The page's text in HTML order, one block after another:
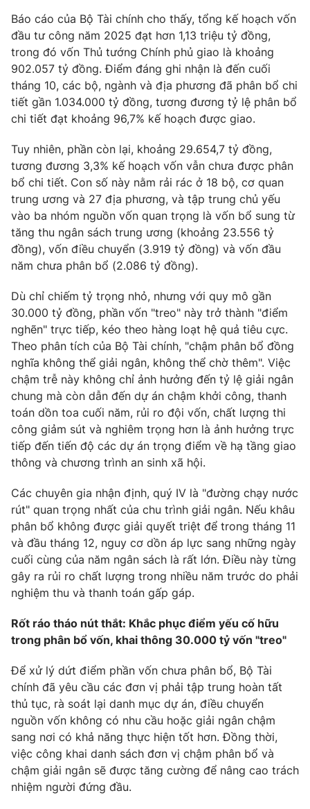
Học trực tuyến
Hitech Công nghệ tương lai
Sản phẩm
Thị trường
Tư vấn
Giao lưu trực tuyến
Lịch phát sóng
Emagazine Podcast
Photo Infographic
Video Shorts video
VTV Sức khoẻ Bất động sản
Thị trường 24h Tấm lòng Việt
VTV4 Vươn mình bằng AI
VTV9 VTV8
THỜI BÁO VTV
Theo dõi báo trên
Cơ quan chủ quản:Đài Truyền hình Việt Nam
Giấy phép hoạt động báo in và báo điện tử số 483/GP-BTTTT
cấp ngày 29/12/2023
Tổng Biên tập:Vũ Thanh Thủy
Phó Tổng Biên tập:Nguyễn Thị Mỹ Hạnh, Phạm Quốc Thắng,
Nguyễn Trọng Ninh
Tổng đài VTV:
024.38 355 931 - 024.38 355 932
Ðiện thoại Thời báo VTV:
Báo cáo của Bộ Tài chính cho thấy, tổng kế hoạch vốn
đầu tư công năm 2025 đạt hơn 1,13 triệu tỷ đồng,
trong đó vốn Thủ tướng Chính phủ giao là khoảng
902.057 tỷ đồng. Điểm đáng ghi nhận là đến cuối
tháng 10, các bộ, ngành và địa phương đã phân bổ chi
tiết gần 1.034.000 tỷ đồng, tương đương tỷ lệ phân bổ
chi tiết đạt khoảng 96,7% kế hoạch được giao.
Tuy nhiên, phần còn lại, khoảng 29.654,7 tỷ đồng,
tương đương 3,3% kế hoạch vốn vẫn chưa được phân
bổ chi tiết. Con số này nằm rải rác ở 18 bộ, cơ quan
trung ương và 27 địa phương, và tập trung chủ yếu
vào ba nhóm nguồn vốn quan trọng là vốn bổ sung từ
tăng thu ngân sách trung ương (khoảng 23.556 tỷ
đồng), vốn điều chuyển (3.919 tỷ đồng) và vốn đầu
năm chưa phân bổ (2.086 tỷ đồng).
Dù chỉ chiếm tỷ trọng nhỏ, nhưng với quy mô gần
30.000 tỷ đồng, phần vốn "treo" này trở thành "điểm
nghẽn" trực tiếp, kéo theo hàng loạt hệ quả tiêu cực.
Theo phân tích của Bộ Tài chính, "chậm phân bổ đồng
nghĩa không thể giải ngân, không thể chờ thêm". Việc
chậm trễ này không chỉ ảnh hưởng đến tỷ lệ giải ngân
chung mà còn dẫn đến dự án chậm khởi công, thanh
toán dồn toa cuối năm, rủi ro đội vốn, chất lượng thi
công giảm sút và nghiêm trọng hơn là ảnh hưởng trực
tiếp đến tiến độ các dự án trọng điểm về hạ tầng giao
thông và chương trình an sinh xã hội.
Các chuyên gia nhận định, quý IV là "đường chạy nước
rút" quan trọng nhất của chu trình giải ngân. Nếu khâu
phân bổ không được giải quyết triệt để trong tháng 11
và đầu tháng 12, nguy cơ dồn áp lực sang những ngày
cuối cùng của năm ngân sách là rất lớn. Điều này từng
gây ra rủi ro chất lượng trong nhiều năm trước do phải
nghiệm thu và thanh toán gấp gáp.
Rốt ráo tháo nút thắt: Khắc phục điểm yếu cố hữu
trong phân bổ vốn, khai thông 30.000 tỷ vốn "treo"
Để xử lý dứt điểm phần vốn chưa phân bổ, Bộ Tài
chính đã yêu cầu các đơn vị phải tập trung hoàn tất
thủ tục, rà soát lại danh mục dự án, điều chuyển
nguồn vốn không có nhu cầu hoặc giải ngân chậm
sang nơi có khả năng thực hiện tốt hơn. Đồng thời,
việc công khai danh sách đơn vị chậm phân bổ và
chậm giải ngân sẽ được tăng cường để nâng cao trách
nhiệm người đứng đầu.